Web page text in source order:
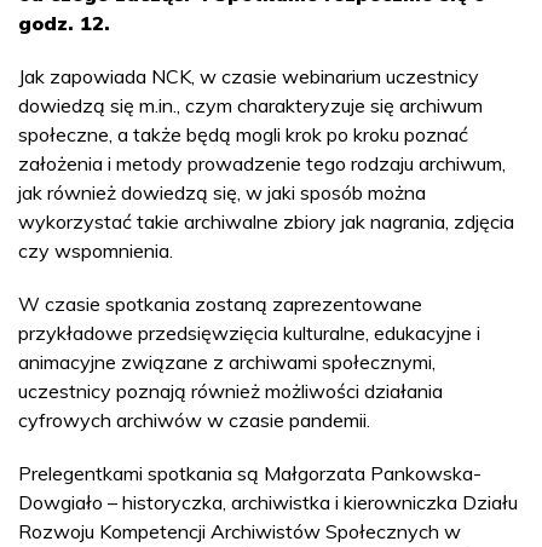
godz. 12.
Jak zapowiada NCK, w czasie webinarium uczestnicy
dowiedzą się m.in., czym charakteryzuje się archiwum
społeczne, a także będą mogli krok po kroku poznać
założenia i metody prowadzenie tego rodzaju archiwum,
jak również dowiedzą się, w jaki sposób można
wykorzystać takie archiwalne zbiory jak nagrania, zdjęcia
czy wspomnienia.
W czasie spotkania zostaną zaprezentowane
przykładowe przedsięwzięcia kulturalne, edukacyjne i
animacyjne związane z archiwami społecznymi,
uczestnicy poznają również możliwości działania
cyfrowych archiwów w czasie pandemii.
Prelegentkami spotkania są Małgorzata Pankowska-
Dowgiało – historyczka, archiwistka i kierowniczka Działu
Rozwoju Kompetencji Archiwistów Społecznych w